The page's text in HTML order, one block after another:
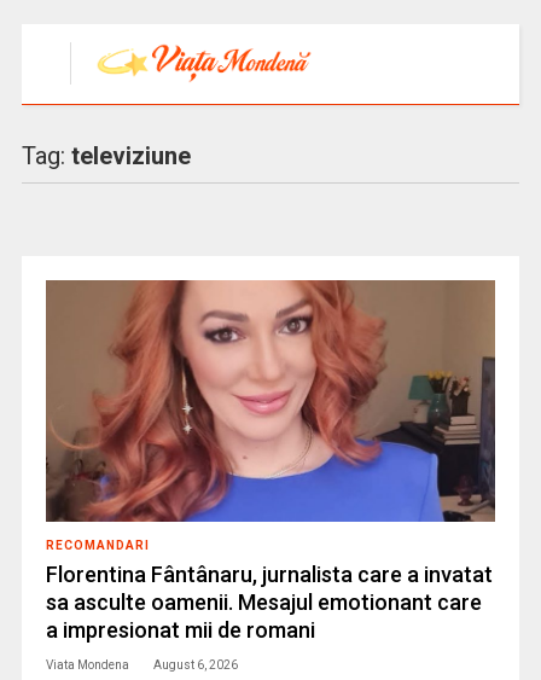
Tag: televiziune
RECOMANDARI
Florentina Fântânaru, jurnalista care a invatat
sa asculte oamenii. Mesajul emotionant care
a impresionat mii de romani
Viata Mondena August 6, 2026